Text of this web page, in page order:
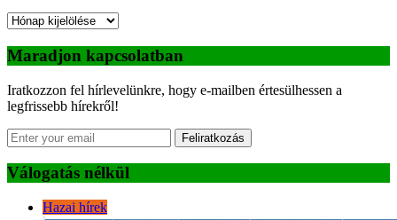
Archívum
Maradjon kapcsolatban
Iratkozzon fel hírlevelünkre, hogy e-mailben értesülhessen a
legfrissebb hírekről!
Feliratkozás
Válogatás nélkül
Hazai hírek